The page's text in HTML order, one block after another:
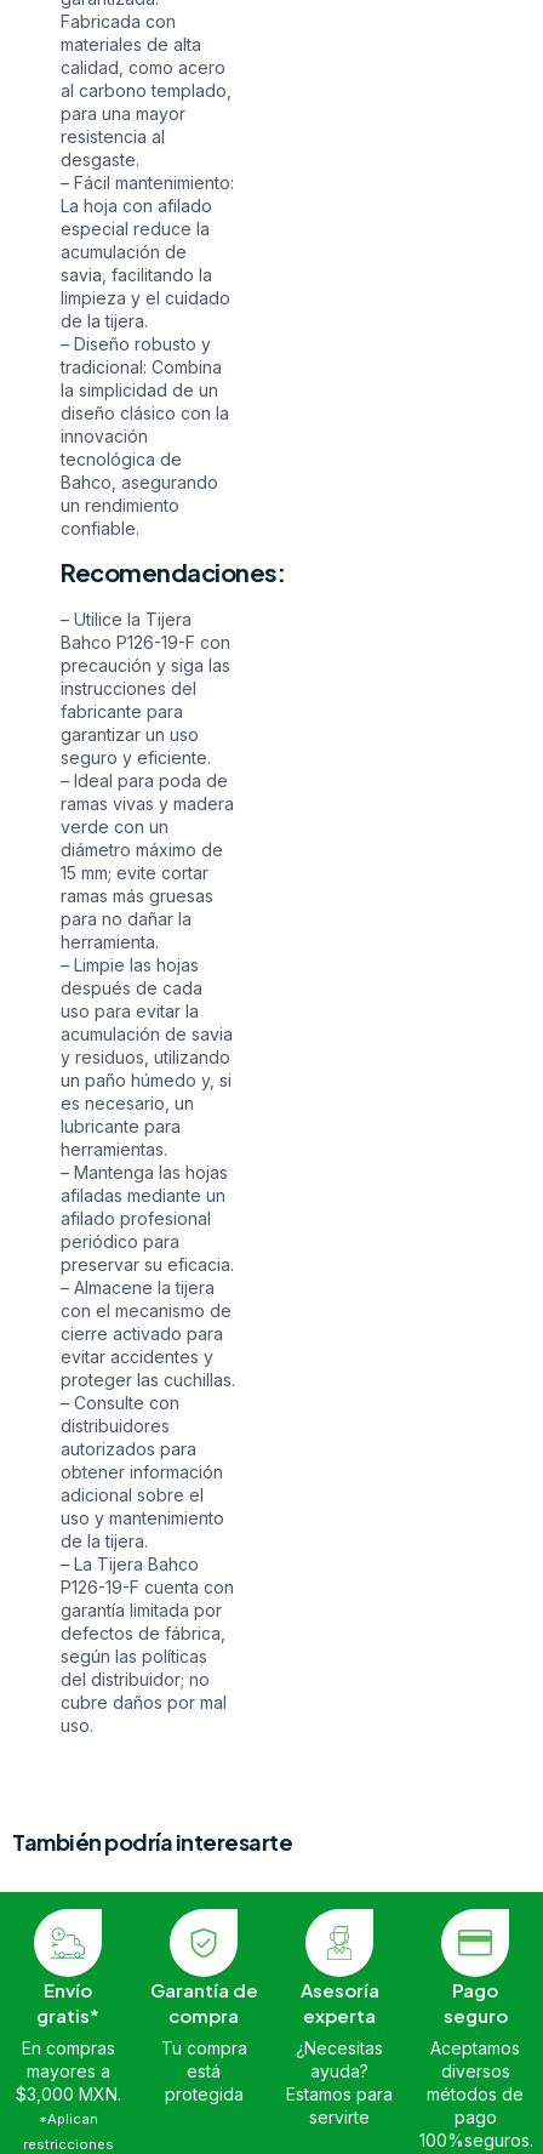
Fabricada con
materiales de alta
calidad, como acero
al carbono templado,
para una mayor
resistencia al
desgaste.
– Fácil mantenimiento:
La hoja con afilado
especial reduce la
acumulación de
savia, facilitando la
limpieza y el cuidado
de la tijera.
– Diseño robusto y
tradicional: Combina
la simplicidad de un
diseño clásico con la
innovación
tecnológica de
Bahco, asegurando
un rendimiento
confiable.
Recomendaciones:
– Utilice la Tijera
Bahco P126-19-F con
precaución y siga las
instrucciones del
fabricante para
garantizar un uso
seguro y eficiente.
– Ideal para poda de
ramas vivas y madera
verde con un
diámetro máximo de
15 mm; evite cortar
ramas más gruesas
para no dañar la
herramienta.
– Limpie las hojas
después de cada
uso para evitar la
acumulación de savia
y residuos, utilizando
un paño húmedo y, si
es necesario, un
lubricante para
herramientas.
– Mantenga las hojas
afiladas mediante un
afilado profesional
periódico para
preservar su eficacia.
– Almacene la tijera
con el mecanismo de
cierre activado para
evitar accidentes y
proteger las cuchillas.
– Consulte con
distribuidores
autorizados para
obtener información
adicional sobre el
uso y mantenimiento
de la tijera.
– La Tijera Bahco
P126-19-F cuenta con
garantía limitada por
defectos de fábrica,
según las políticas
del distribuidor; no
cubre daños por mal
uso.
También podría interesarte
Envío
gratis*
En compras
mayores a
$3,000 MXN.
*Aplican
restricciones
Garantía de
compra
Tu compra
está
protegida
Asesoría
experta
¿Necesitas
ayuda?
Estamos para
servirte
Pago
seguro
Aceptamos
diversos
métodos de
pago
100%seguros.